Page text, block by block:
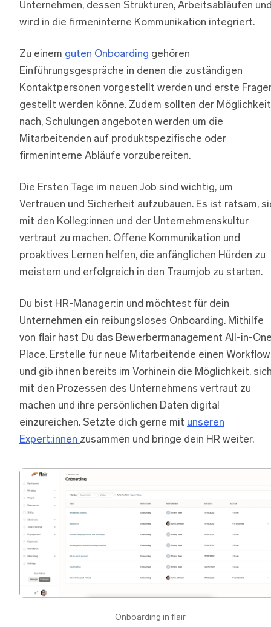
Unternehmen, dessen Strukturen, Arbeitsabläufen
wird in die firmeninterne Kommunikation integriert.
Zu einem guten Onboarding gehören
Einführungsgespräche in denen die zuständigen
Kontaktpersonen vorgestellt werden und erste
gestellt werden könne. Zudem sollten der Möglichkeit
nach, Schulungen angeboten werden um die
Mitarbeitenden auf produktspezifische oder
firmeninterne Abläufe vorzubereiten.
Die Ersten Tage im neuen Job sind wichtig, um
Vertrauen und Sicherheit aufzubauen. Es ist ratsam,
mit den Kolleg:innen und der Unternehmenskultur
vertraut zu machen. Offene Kommunikation und
proaktives Lernen helfen, die anfänglichen Hürden zu
meistern und erfolgreich in den Traumjob zu starten.
Du bist HR-Manager:in und möchtest für dein
Unternehmen ein reibungsloses Onboarding. Mithilfe
von flair hast Du das Bewerbermanagement All-in-
Place. Erstelle für neue Mitarbeitende einen Workflow
und gib ihnen bereits im Vorhinein die Möglichkeit,
mit den Prozessen des Unternehmens vertraut zu
machen und ihre persönlichen Daten digital
einzureichen. Setzte dich gerne mit unseren
Expert:innen zusammen und bringe dein HR weiter.
Onboarding in flair